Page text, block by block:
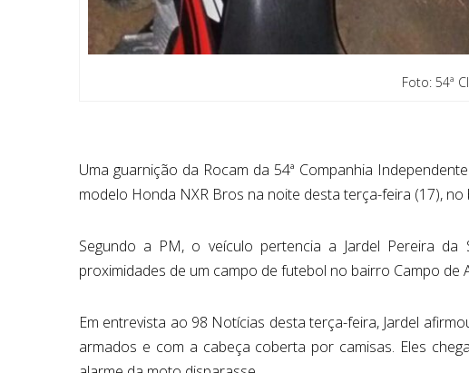
Foto: 54ª
Uma guarnição da Rocam da 54ª Companhia
modelo Honda NXR Bros na noite desta terça-feira (17),
Segundo a PM, o veículo pertencia a Jardel Pereira
proximidades de um campo de futebol no bairro Campo de
Em entrevista ao 98 Notícias desta terça-feira, Jardel
armados e com a cabeça coberta por camisas. Eles